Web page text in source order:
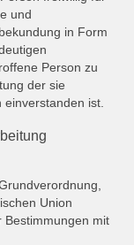
und
in Form
Person zu
der sie
einverstanden ist.
Union
Bestimmungen mit